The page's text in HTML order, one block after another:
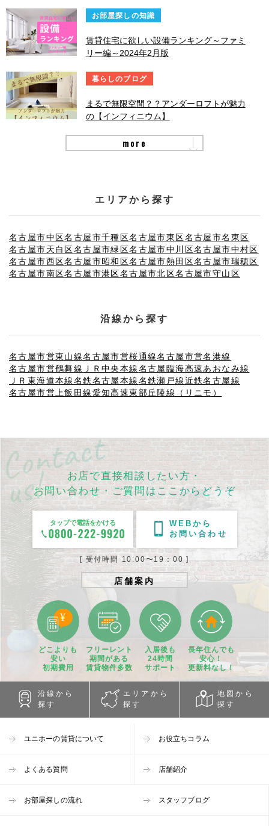
お部屋探しの知識
賃貸住宅に欲しい設備ランキング～ファミ
リー編～2024年2月版
暮らしのブログ
まるで無限空間？？アンダーロフトが魅力
の【インフィニウム】
more
エリアから探す
名古屋市中区名古屋市千種区名古屋市東区名古屋市名東区
名古屋市天白区名古屋市緑区名古屋市中川区名古屋市中村区
名古屋市西区名古屋市昭和区名古屋市熱田区名古屋市瑞穂区
名古屋市南区名古屋市港区名古屋市北区名古屋市守山区
沿線から探す
名古屋市営東山線名古屋市営桜通線名古屋市営名港線
名古屋市営鶴舞線 ＪＲ中央本線名古屋臨海高速あおなみ線
ＪＲ東海道本線名鉄名古屋本線名鉄瀬戸線近鉄名古屋線
名古屋市営上飯田線愛知高速東部丘陵線（リニモ）
お店で直接相談したい方・
お問い合わせ・ご質問はここからどうぞ
タップで電話をかける
WEBから
お問い合わせ
[ 受付時間 10:00〜19：00 ]
店舗案内
どこよりも
安い
初期費用
フリーレント
期間がある
賃貸物件多数
入居後も
24時間
サポート
長年住んでも
安心！
更新料なし！
沿線から
探す
エリアから
探す
地図から
探す
ユニホーの賃貸について お役立ちコラム
よくある質問 店舗紹介
お部屋探しの流れ スタッフブログ